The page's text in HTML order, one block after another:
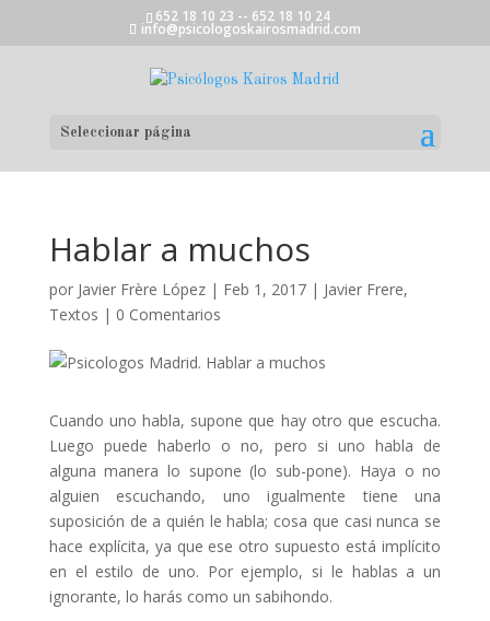
652 18 10 23 -- 652 18 10 24
info@psicologoskairosmadrid.com
Seleccionar página
Hablar a muchos
por Javier Frère López| Feb 1, 2017| Javier Frere,
Textos | 0 Comentarios
Cuando uno habla, supone que hay otro que escucha.
Luego puede haberlo o no, pero si uno habla de
alguna manera lo supone (lo sub-pone). Haya o no
alguien escuchando, uno igualmente tiene una
suposición de a quién le habla; cosa que casi nunca se
hace explícita, ya que ese otro supuesto está implícito
en el estilo de uno. Por ejemplo, si le hablas a un
ignorante, lo harás como un sabihondo.